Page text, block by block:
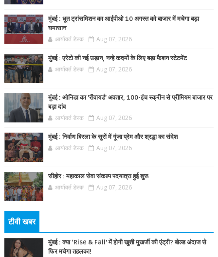
मुंबई : धूत ट्रांसमिशन का आईपीओ 10 अगस्त को बाजार में मचेगा बड़ा
घमासान
आर्यावर्त डेस्क Aug 07, 2026
मुंबई : एरेटो की नई उड़ान, नन्हे कदमों के लिए बड़ा फैशन स्टेटमेंट
आर्यावर्त डेस्क Aug 07, 2026
मुंबई : ओनिडा का 'रीवायर्ड’ अवतार, 100-इंच स्क्रीन से प्रीमियम बाजार पर
बड़ा दांव
आर्यावर्त डेस्क Aug 07, 2026
मुंबई : निर्वाण बिरला के सुरों में गूंजा प्रेम और श्रद्धा का संदेश
आर्यावर्त डेस्क Aug 07, 2026
सीहोर : महाकाल सेवा संकल्प पदयात्रा हुई शुरू
आर्यावर्त डेस्क Aug 07, 2026
टीवी खबर
मुंबई : क्या ‘Rise & Fall’ में होगी खुशी मुखर्जी की एंट्री? बोल्ड अंदाज से
फिर मचेगा तहलका!